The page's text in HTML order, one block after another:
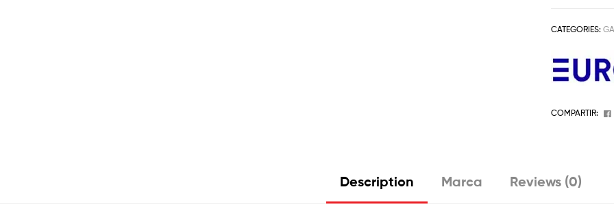
CATEGORIES:
COMPARTIR:
Description Marca Reviews (0)